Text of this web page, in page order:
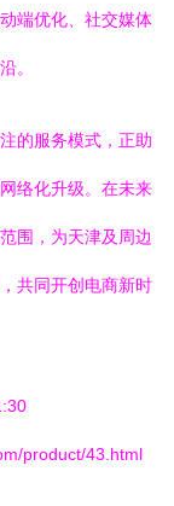
端优化、社交媒体
。
的服务模式，正助
络化升级。在未来
围，为天津及周边
共同开创电商新时
product/43.html